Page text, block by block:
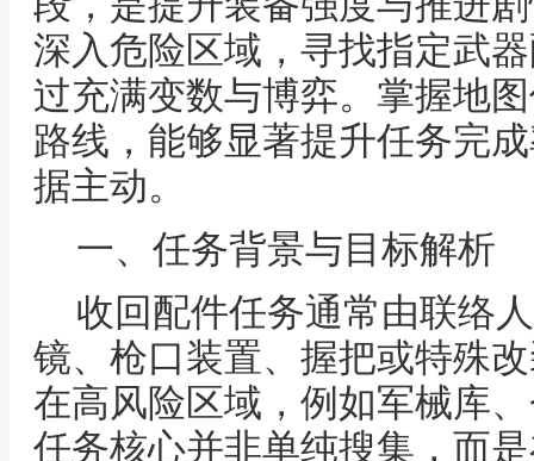
深入危险区域，寻找指定武
过充满变数与博弈。掌握地
路线，能够显著提升任务完
据主动。
一、任务背景与目标解析
收回配件任务通常由联络
镜、枪口装置、握把或特殊
在高风险区域，例如军械库
任务核心并非单纯搜集，而